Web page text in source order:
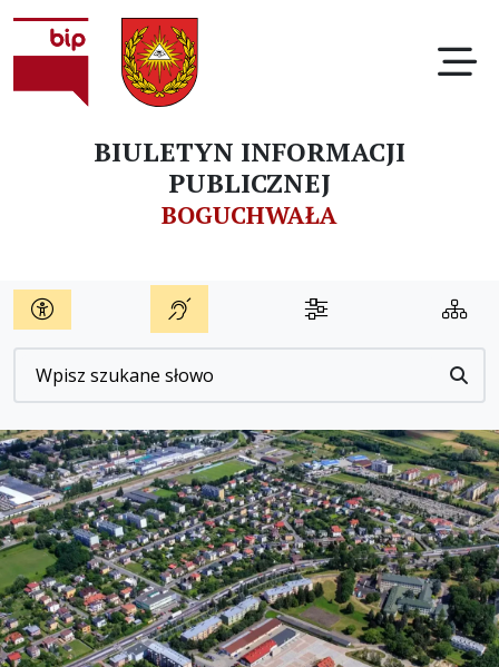
Wyszukiwarka
BIULETYN INFORMACJI
PUBLICZNEJ
BOGUCHWAŁA